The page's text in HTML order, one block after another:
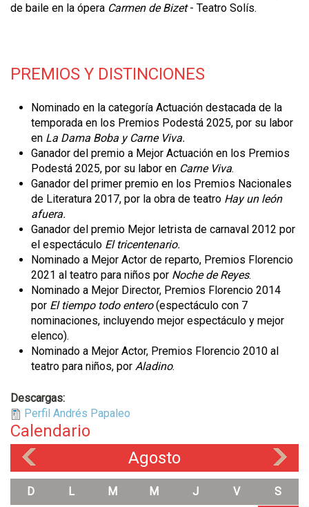
de baile en la ópera Carmen de Bizet- Teatro Solís.
PREMIOS Y DISTINCIONES
Nominado en la categoría Actuación destacada de la
temporada en los Premios Podestá 2025, por su labor
en La Dama Boba y Carne Viva.
Ganador del premio a Mejor Actuación en los Premios
Podestá 2025, por su labor en Carne Viva.
Ganador del primer premio en los Premios Nacionales
de Literatura 2017, por la obra de teatro Hay un león
afuera.
Ganador del premio Mejor letrista de carnaval 2012 por
el espectáculo El tricentenario.
Nominado a Mejor Actor de reparto, Premios Florencio
2021 al teatro para niños por Noche de Reyes.
Nominado a Mejor Director, Premios Florencio 2014
por El tiempo todo entero(espectáculo con 7
nominaciones, incluyendo mejor espectáculo y mejor
elenco).
Nominado a Mejor Actor, Premios Florencio 2010 al
teatro para niños, por Aladino.
Descargas:
Perfil Andrés Papaleo
Calendario
Agosto
D L M M J V S